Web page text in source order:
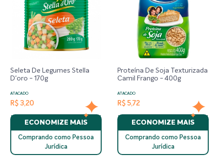
Seleta De Legumes Stella
D'oro - 170g
ATACADO
R$ 3,20
ECONOMIZE MAIS
Comprando como Pessoa
Jurídica
Proteína De Soja Texturizada
Camil Frango - 400g
ATACADO
R$ 5,72
ECONOMIZE MAIS
Comprando como Pessoa
Jurídica